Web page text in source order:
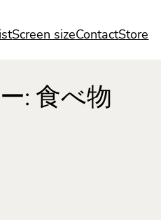
Screen sizeContactStore
: 食べ物